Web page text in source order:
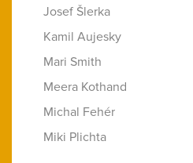
Josef Šlerka
Kamil Aujesky
Mari Smith
Meera Kothand
Michal Fehér
Miki Plichta